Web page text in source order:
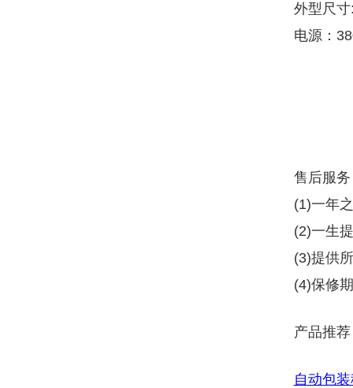
外型尺
电源：
售后服
(1)一年
(2)一生
(3)提供
(4)保修
产品推
自动包